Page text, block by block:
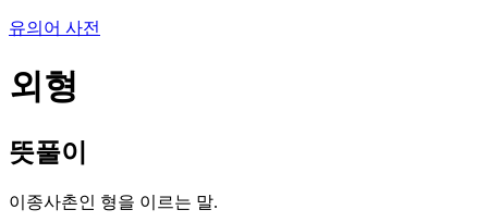
유의어 사전
외형
뜻풀이
이종사촌인 형을 이르는 말.